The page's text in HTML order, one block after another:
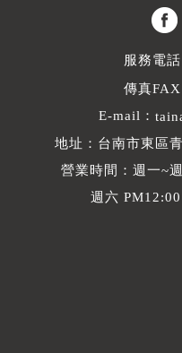
服務電話
傳真
E-mail：
地址：台南市東區
營業時間：週一~
週六